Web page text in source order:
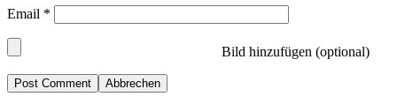
Email *
Bild hinzufügen (optional)
Abbrechen